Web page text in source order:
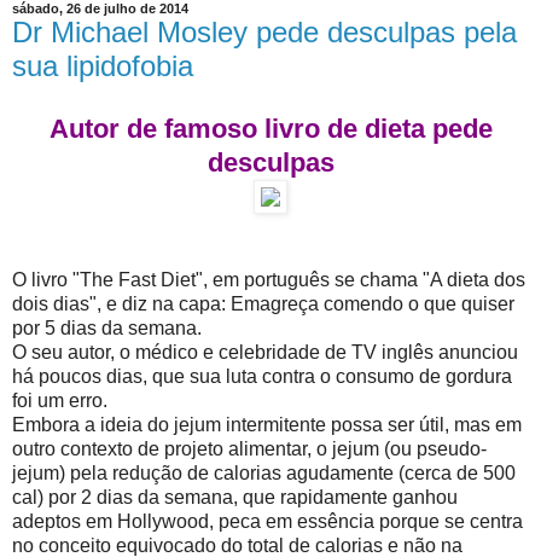
sábado, 26 de julho de 2014
Dr Michael Mosley pede desculpas pela
sua lipidofobia
Autor de famoso livro de dieta pede
desculpas
O livro "The Fast Diet", em português se chama "A dieta dos
dois dias", e diz na capa: Emagreça comendo o que quiser
por 5 dias da semana.
O seu autor, o médico e celebridade de TV inglês anunciou
há poucos dias, que sua luta contra o consumo de gordura
foi um erro.
Embora a ideia do jejum intermitente possa ser útil, mas em
outro contexto de projeto alimentar, o jejum (ou pseudo-
jejum) pela redução de calorias agudamente (cerca de 500
cal) por 2 dias da semana, que rapidamente ganhou
adeptos em Hollywood, peca em essência porque se centra
no conceito equivocado do total de calorias e não na